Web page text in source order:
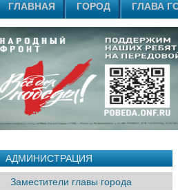
ГЛАВНАЯ ГОРОД ГЛАВА
АДМИНИСТРАЦИЯ
Заместители главы города